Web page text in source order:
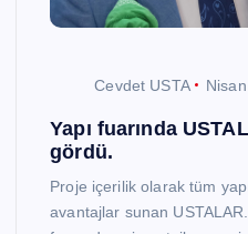
Cevdet USTA
Yapı fuarında
gördü.
Proje içerilik olarak tüm
avantajlar sunan